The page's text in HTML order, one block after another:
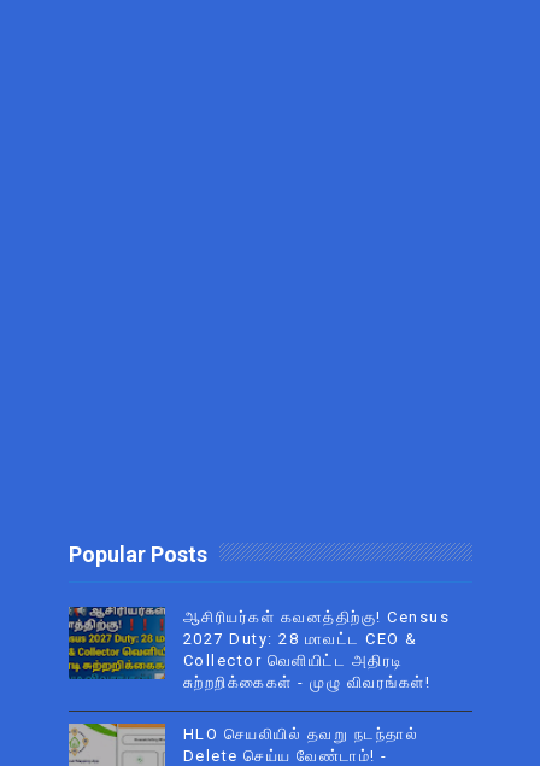
Popular Posts
ஆசிரியர்கள் கவனத்திற்கு! Census
2027 Duty: 28 மாவட்ட CEO &
Collector வெளியிட்ட அதிரடி
சுற்றறிக்கைகள் - முழு விவரங்கள்!
HLO செயலியில் தவறு நடந்தால்
Delete செய்ய வேண்டாம்! -